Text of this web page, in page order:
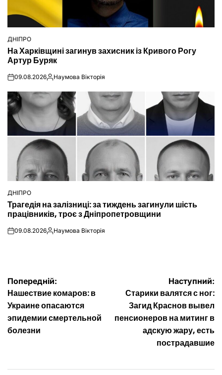
ОПУБЛІКУВАТИ
У
ДНІПРО
На Харківщині загинув захисник із Кривого Рогу
Артур Буряк
on09.08.2026Опубліковано
Наумова Вікторія
ОПУБЛІКУВАТИ
ДНІПРО
Трагедія на залізниці: за тиждень загинули шість
працівників, троє з Дніпропетровщини
on09.08.2026Опубліковано
Наумова Вікторія
Навігація
записів
Попередній:
Нашествие комаров: в
Украине опасаются
эпидемии смертельной
болезни
Наступний:
Старики валятся с ног:
Загид Краснов вывел
пенсионеров на митинг в
адскую жару, есть
пострадавшие